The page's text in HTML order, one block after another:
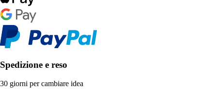
Spedizione e reso
30 giorni per cambiare idea